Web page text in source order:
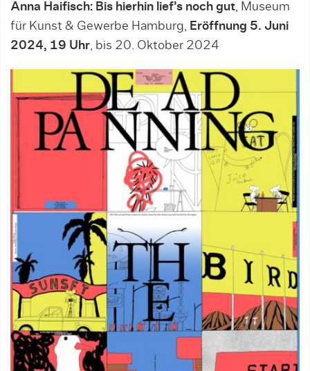
Anna Haifisch: Bis hierhin lief’s noch gut, Museum
für Kunst & Gewerbe Hamburg, Eröffnung 5. Juni
2024, 19 Uhr, bis 20. Oktober 2024